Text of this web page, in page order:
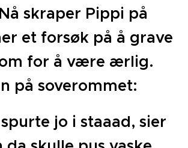
skraper Pippi på
et forsøk på å grave
for å være ærlig.
på soverommet:
jo i staaad, sier